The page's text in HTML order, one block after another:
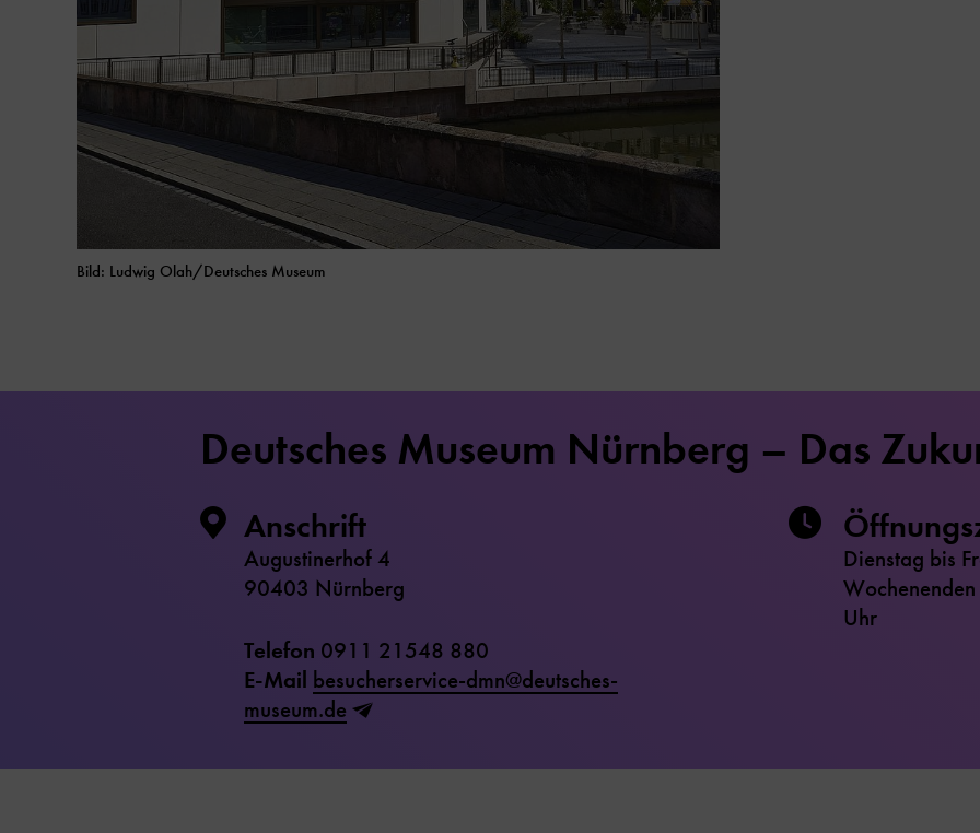
Bild: Ludwig Olah/Deutsches Museum
Deutsches Museum Nürnberg – Das
Anschrift
Augustinerhof 4
90403 Nürnberg
Telefon 0911 21548 880
E-Mail besucherservice-dmn@deutsches-
museum.de
Dienstag bis
Uhr